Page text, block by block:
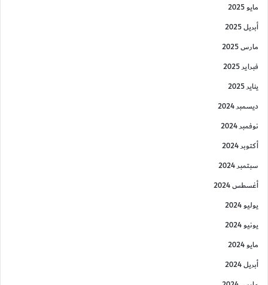
مايو 2025
أبريل 2025
مارس 2025
فبراير 2025
يناير 2025
ديسمبر 2024
نوفمبر 2024
أكتوبر 2024
سبتمبر 2024
أغسطس 2024
يوليو 2024
يونيو 2024
مايو 2024
أبريل 2024